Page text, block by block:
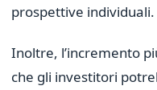
prospettive individuali.
Inoltre, l’incremento
che gli investitori